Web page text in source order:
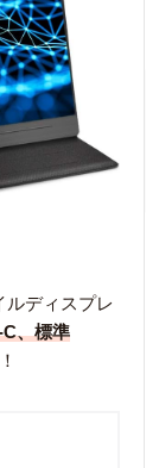
ルディスプレ
、標準